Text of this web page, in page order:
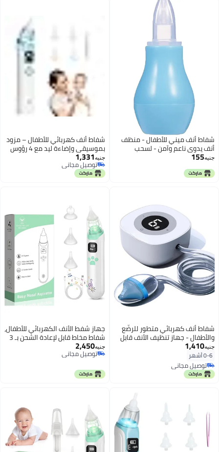
شفاط أنف ميني للأطفال - منظف
أنف يدوي ناعم وآمن - لسحب
المخاط وتنظيف أنف المواليد
والرضع - قطعة واحدة (سهل
الاستخدام والتعقيم)
جنيه155
شفاط أنف كهربائي للأطفال – مزود
بموسيقى وإضاءة ليد مع 4 رؤوس
سيليكون وملقاط لتنظيف أنف
الرضع
جنيه1,331
توصيل مجاني
توصيل مجاني
شفاط أنف كهربائي متطور للرضّع
والأطفال - جهاز تنظيف الأنف قابل
لإعادة الشحن بقوة شفط احترافية -
آمن وصحي لإزالة المخاط والإفرازات
للمواليد والكبار
جنيه1,410
0-6 أشهر
توصيل مجاني
توصيل مجاني
جهاز شفط الأنف الكهربائي للأطفال،
شفاط مخاط قابل لإعادة الشحن بـ 3
آمنة، تصميم مانع للارتجاع
جنيه2,450
توصيل مجاني